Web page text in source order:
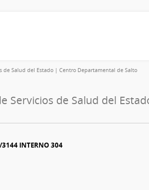
de Salud del Estado | Centro Departamental de Salto
Servicios de Salud del
3144 INTERNO 304